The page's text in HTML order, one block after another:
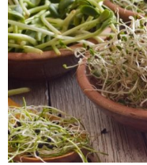
a
g
e
a
g
e
a
g
e
a
g
e
a
g
e
a
g
e
a
g
e
a
g
e
a
g
e
a
g
e